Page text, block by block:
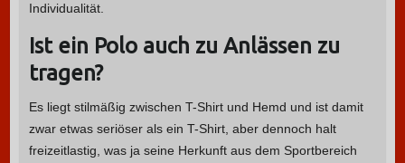
Individualität.
Ist ein Polo auch zu Anlässen zu
tragen?
Es liegt stilmäßig zwischen T-Shirt und Hemd und ist damit
zwar etwas seriöser als ein T-Shirt, aber dennoch halt
freizeitlastig, was ja seine Herkunft aus dem Sportbereich